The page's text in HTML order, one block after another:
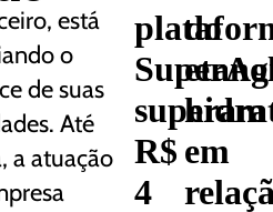
está
o
de suas
Até
a atuação
superam
R$
4
do
em